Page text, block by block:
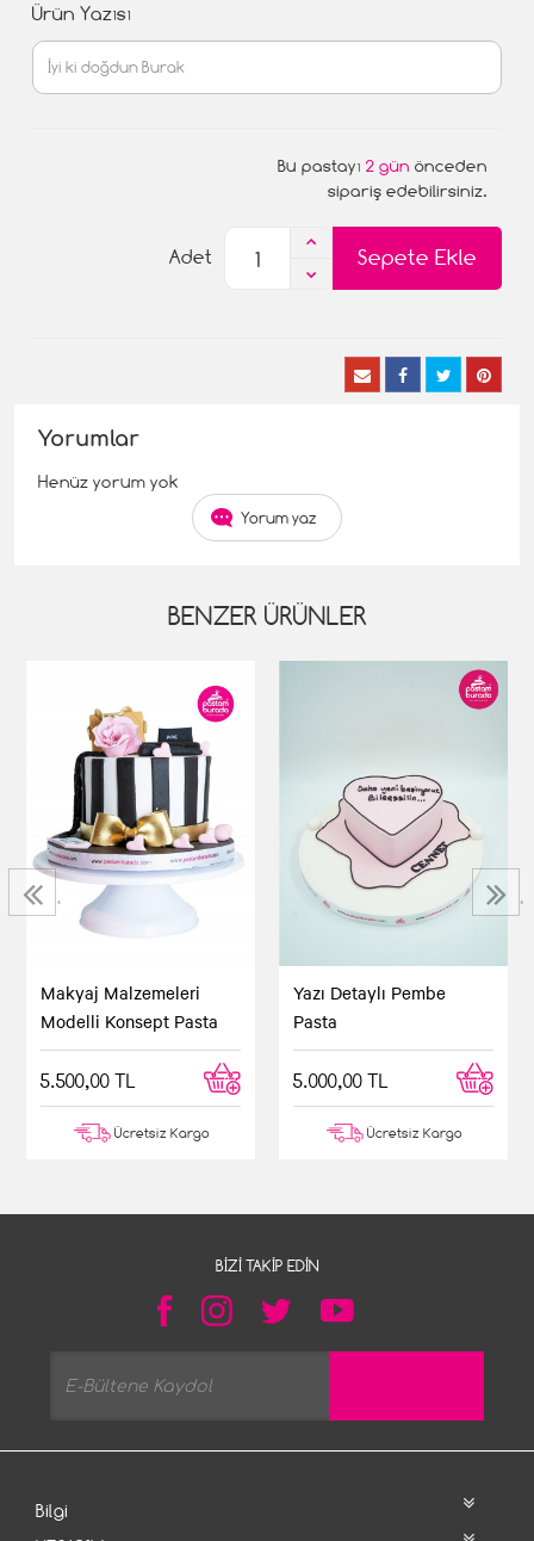
Ürün Yazısı
Bu pastayı 2 gün önceden
sipariş edebilirsiniz.
Sepete Ekle
Adet
Yorumlar
Henüz yorum yok
Yorum yaz
BENZER ÜRÜNLER
Makyaj Malzemeleri
Modelli Konsept Pasta
5.500,00 TL
Ücretsiz Kargo
Yazı Detaylı Pembe
Pasta
5.000,00 TL
Ücretsiz Kargo
‹ ›
BIZI TAKIP EDIN
Bilgi